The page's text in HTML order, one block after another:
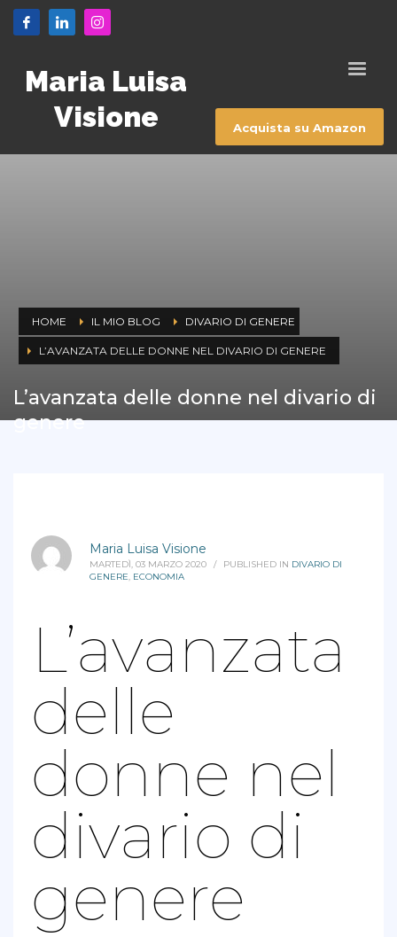
Maria Luisa
Visione
Acquista su Amazon
HOME IL MIO BLOG DIVARIO DI GENERE
L’AVANZATA DELLE DONNE NEL DIVARIO DI GENERE
L’avanzata delle donne nel divario di
genere
Maria Luisa Visione
MARTEDÌ, 03 MARZO 2020 / PUBLISHED IN DIVARIO DI
GENERE ECONOMIA
L’avanzata
delle
donne nel
divario di
genere